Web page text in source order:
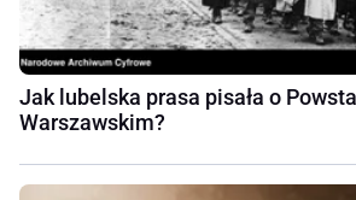
Jak lubelska prasa pisała o
Warszawskim?